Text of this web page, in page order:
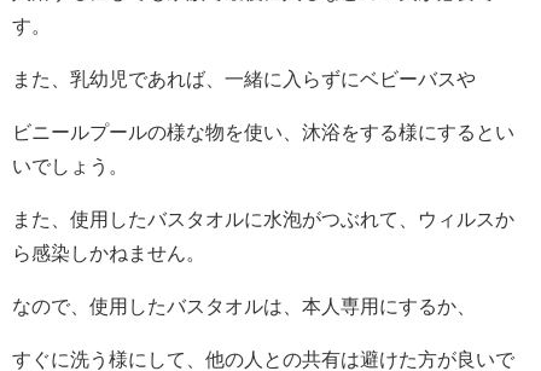
す。
また、乳幼児であれば、一緒に入らずにベビーバスや
ビニールプールの様な物を使い、沐浴をする様にするとい
いでしょう。
また、使用したバスタオルに水泡がつぶれて、ウィルスか
ら感染しかねません。
なので、使用したバスタオルは、本人専用にするか、
すぐに洗う様にして、他の人との共有は避けた方が良いで